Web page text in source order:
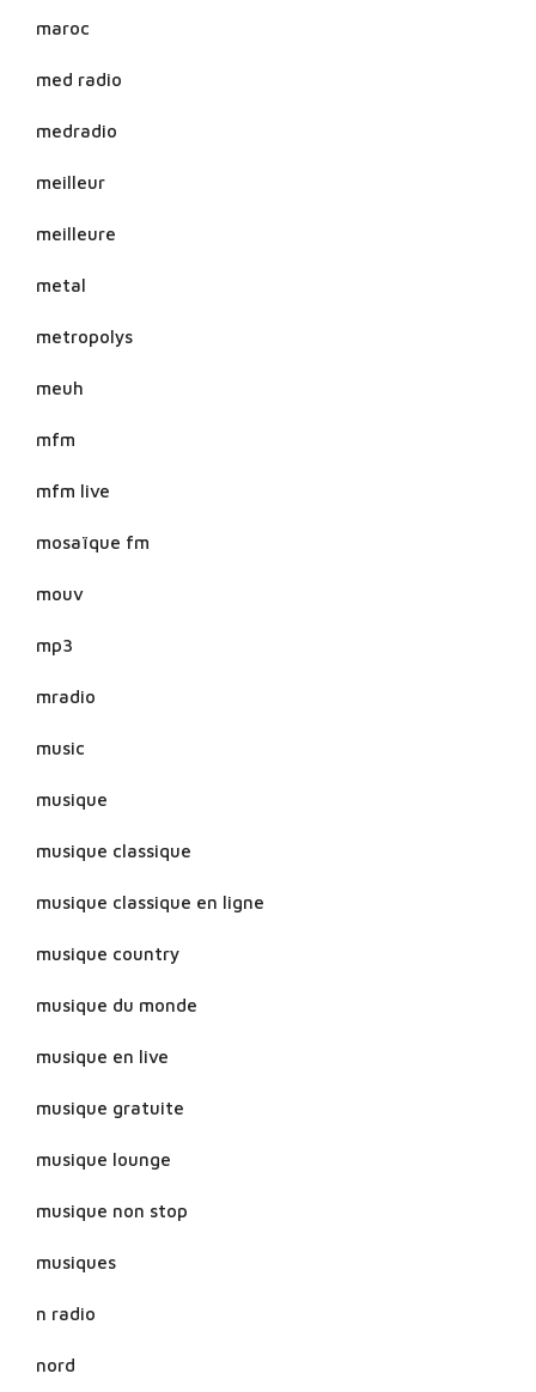
maroc
med radio
medradio
meilleur
meilleure
metal
metropolys
meuh
mfm
mfm live
mosaïque fm
mouv
mp3
mradio
music
musique
musique classique
musique classique en ligne
musique country
musique du monde
musique en live
musique gratuite
musique lounge
musique non stop
musiques
n radio
nord